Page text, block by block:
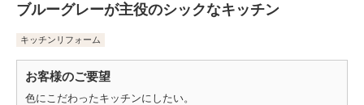
ブルーグレーが主役のシックなキッチン
キッチンリフォーム
お客様のご要望
色にこだわったキッチンにしたい。